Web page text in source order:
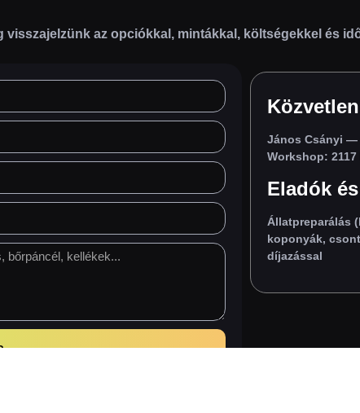
visszajelzünk az opciókkal, mintákkal, költségekkel és
János Csányi —
Workshop:
Eladók
Állatpreparálás
koponyák,
díjazással